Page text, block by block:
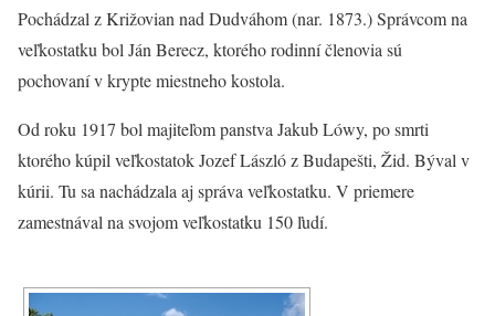
Pochádzal z Križovian nad Dudváhom (nar. 1873.) Správcom na
veľkostatku bol Ján Berecz, ktorého rodinní členovia sú
pochovaní v krypte miestneho kostola.
Od roku 1917 bol majiteľom panstva Jakub Lówy, po smrti
ktorého kúpil veľkostatok Jozef László z Budapešti, Žid. Býval v
kúrii. Tu sa nachádzala aj správa veľkostatku. V priemere
zamestnával na svojom veľkostatku 150 ľudí.